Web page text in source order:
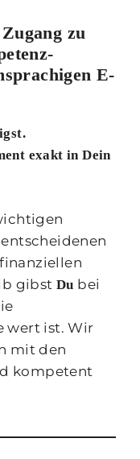
zu
E-
exakt in Dein
gibst Du bei
wert ist. Wir
mit den
kompetent